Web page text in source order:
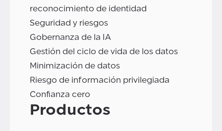
reconocimiento de identidad
Seguridad y riesgos
Gobernanza de la IA
Gestión del ciclo de vida de los datos
Minimización de datos
Riesgo de información privilegiada
Confianza cero
Productos